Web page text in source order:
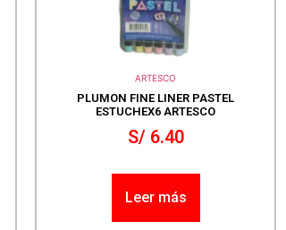
ARTESCO
PLUMON FINE LINER PASTEL
ESTUCHEX6 ARTESCO
S/6.40
Leer más